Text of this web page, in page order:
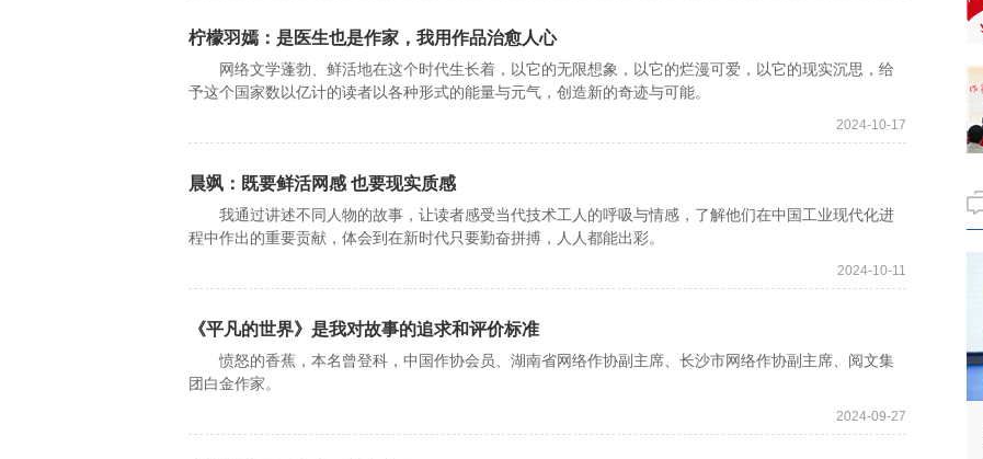
柠檬羽嫣：是医生也是作家，我用作品治愈人心
网络文学蓬勃、鲜活地在这个时代生长着，以它的无限想象，以它的烂漫可爱，以它的现实沉思，给
予这个国家数以亿计的读者以各种形式的能量与元气，创造新的奇迹与可能。
2024-10-17
晨飒：既要鲜活网感 也要现实质感
我通过讲述不同人物的故事，让读者感受当代技术工人的呼吸与情感，了解他们在中国工业现代化进
程中作出的重要贡献，体会到在新时代只要勤奋拼搏，人人都能出彩。
2024-10-11
《平凡的世界》是我对故事的追求和评价标准
愤怒的香蕉，本名曾登科，中国作协会员、湖南省网络作协副主席、长沙市网络作协副主席、阅文集
团白金作家。
2024-09-27